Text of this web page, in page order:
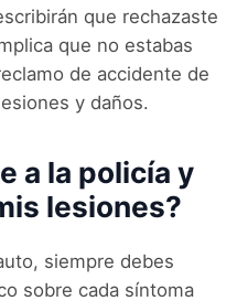
que rechazaste
que no estabas
de accidente de
y daños.
a la policía y
lesiones?
siempre debes
sobre cada síntoma